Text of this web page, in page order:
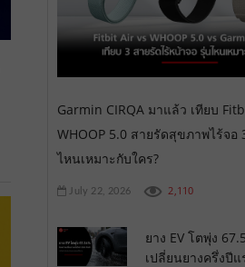
Garmin CIRQA มาแล้ว เทียบ
WHOOP 5.0 สายรัดสุขภาพไร้จอ
ไหนเหมาะกับใคร?
July 22, 2026 2,110
ยาง EV โตพุ่ง
เปลี่ยนยางครึ่งปีแ